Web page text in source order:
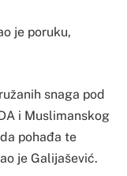
je poruku,
snaga pod
i Muslimanskog
pohađa te
je Galijašević.